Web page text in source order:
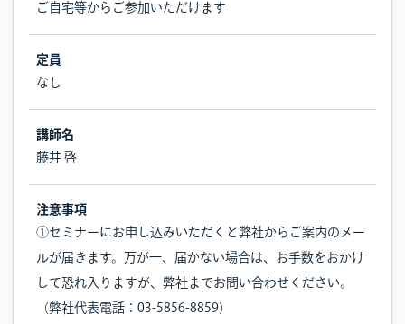
ご自宅等からご参加いただけます
定員
なし
講師名
藤井 啓
注意事項
①セミナーにお申し込みいただくと弊社からご案内のメー
ルが届きます。万が一、届かない場合は、お手数をおかけ
して恐れ入りますが、弊社までお問い合わせください。
（弊社代表電話：03-5856-8859）